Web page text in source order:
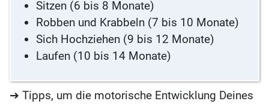
Sitzen (6 bis 8 Monate)
Robben und Krabbeln (7 bis 10 Monate)
Sich Hochziehen (9 bis 12 Monate)
Laufen (10 bis 14 Monate)
➔ Tipps, um die motorische Entwicklung Deines